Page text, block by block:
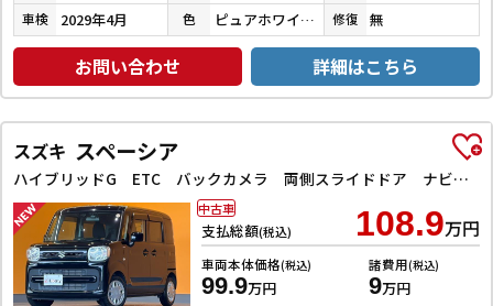
車検 2029年4月 色 ピュアホワイトパール 修復 無
お問い合わせ 詳細はこちら
スズキ スペーシア
ハイブリッドG ETC バックカメラ 両側スライドドア ナビ TV クリアランスソナー レーンアシスト 衝突被害軽減システム オートライト スマートキー アイドリングストップ 電動格納ミラー ベンチシート CVT
支払総額(税込) 108.9万円
車両本体価格(税込)
99.9万円
諸費用(税込)
9万円
中古車